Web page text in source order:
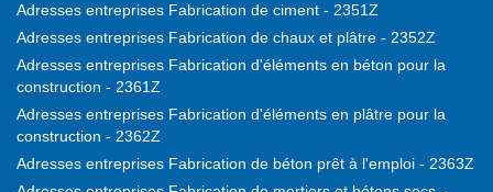
Adresses entreprises Fabrication de ciment - 2351Z
Adresses entreprises Fabrication de chaux et plâtre - 2352Z
Adresses entreprises Fabrication d'éléments en béton pour la
construction - 2361Z
Adresses entreprises Fabrication d'éléments en plâtre pour la
construction - 2362Z
Adresses entreprises Fabrication de béton prêt à l'emploi - 2363Z